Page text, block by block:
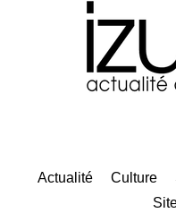
Actualité Culture